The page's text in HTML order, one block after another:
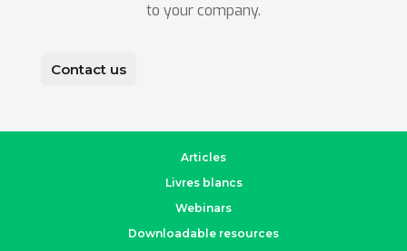
to your company.
Contact us
Articles
Livres blancs
Webinars
Downloadable resources